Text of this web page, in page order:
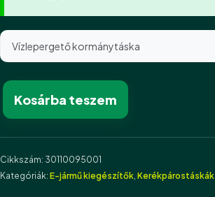
Vízlepergető kormánytáska
Kosárba teszem
Cikkszám: 30110095001
Kategóriák:E-jármű kiegészítők,Kerékpárostáskák